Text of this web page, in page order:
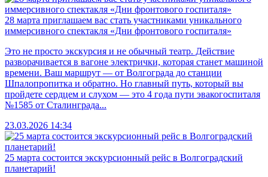
28 марта приглашаем вас стать участниками уникального
иммерсивного спектакля «Дни фронтового госпиталя»
Это не просто экскурсия и не обычный театр. Действие
разворачивается в вагоне электрички, которая станет машиной
времени. Ваш маршрут — от Волгограда до станции
Шпалопропитка и обратно. Но главный путь, который вы
пройдете сердцем и слухом — это 4 года пути эвакогоспиталя
№1585 от Сталинграда...
23.03.2026 14:34
25 марта состоится экскурсионный рейс в Волгоградский
планетарий!